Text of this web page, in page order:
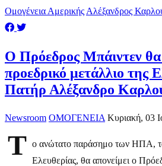
Ομογένεια Αμερικής Αλέξανδρος
Ο Πρόεδρος Μπάιντεν θα
προεδρικό μετάλλιο της
Πατήρ Αλέξανδρο
Newsroom ΟΜΟΓΕΝΕΙΑ Κυριακή, 03
Τ ο ανώτατο παράσημο των ΗΠΑ,
Ελευθερίας, θα απονείμει ο